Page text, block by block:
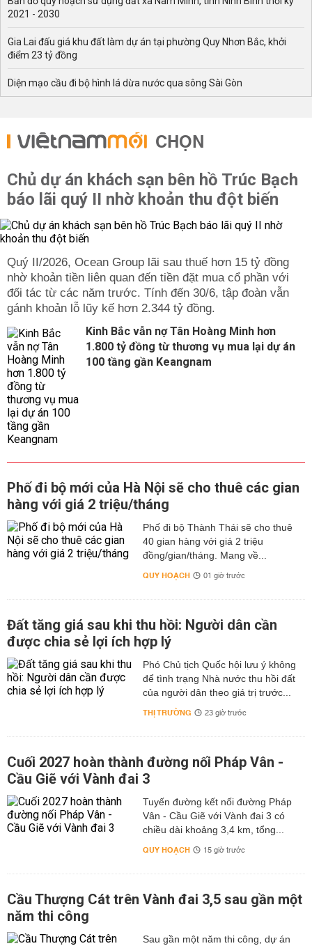
2021 - 2030
Gia Lai đấu giá khu đất làm dự án tại phường Quy Nhơn Bắc, khởi
điểm 23 tỷ đồng
Diện mạo cầu đi bộ hình lá dừa nước qua sông Sài Gòn
CHỌN
Chủ dự án khách sạn bên hồ Trúc Bạch
báo lãi quý II nhờ khoản thu đột biến
Quý II/2026, Ocean Group lãi sau thuế hơn 15 tỷ đồng
nhờ khoản tiền liên quan đến tiền đặt mua cổ phần với
đối tác từ các năm trước. Tính đến 30/6, tập đoàn vẫn
gánh khoản lỗ lũy kế hơn 2.344 tỷ đồng.
Kinh Bắc vẫn nợ Tân Hoàng Minh hơn
1.800 tỷ đồng từ thương vụ mua lại dự án
100 tầng gần Keangnam
Phố đi bộ mới của Hà Nội sẽ cho thuê các gian
hàng với giá 2 triệu/tháng
Phố đi bộ Thành Thái sẽ cho thuê
40 gian hàng với giá 2 triệu
đồng/gian/tháng. Mang về...
QUY HOẠCH 01 giờ trước
Đất tăng giá sau khi thu hồi: Người dân cần
được chia sẻ lợi ích hợp lý
Phó Chủ tịch Quốc hội lưu ý không
để tình trạng Nhà nước thu hồi đất
của người dân theo giá trị trước...
THỊ TRƯỜNG 23 giờ trước
Cuối 2027 hoàn thành đường nối Pháp Vân -
Cầu Giẽ với Vành đai 3
Tuyến đường kết nối đường Pháp
Vân - Cầu Giẽ với Vành đai 3 có
chiều dài khoảng 3,4 km, tổng...
QUY HOẠCH 15 giờ trước
Cầu Thượng Cát trên Vành đai 3,5 sau gần một
năm thi công
Sau gần một năm thi công, dự án